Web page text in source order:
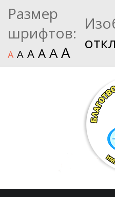
Размер
шрифтов:
A A A A AA